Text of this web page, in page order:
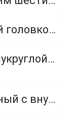
Винт с потайной головкой, оцинкованный, крестообразный шлиц
Винт с полукруглой головкой
Винт установочный с внутренним шестигранником и плоским концом